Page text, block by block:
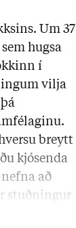
Um 37
hugsa
í
vilja
breytt
kjósenda
að
stuðningur